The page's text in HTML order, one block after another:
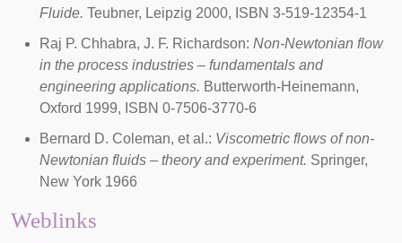
Fluide. Teubner, Leipzig 2000, ISBN 3-519-12354-1
Raj P. Chhabra, J. F. Richardson: Non-Newtonian flow
in the process industries – fundamentals and
engineering applications. Butterworth-Heinemann,
Oxford 1999, ISBN 0-7506-3770-6
Bernard D. Coleman, et al.: Viscometric flows of non-
Newtonian fluids – theory and experiment. Springer,
New York 1966
Weblinks